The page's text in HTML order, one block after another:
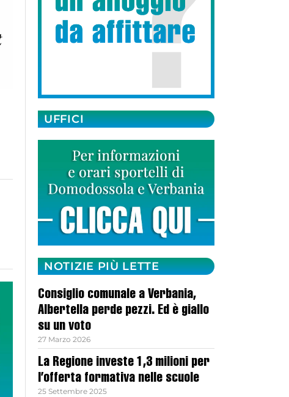
UFFICI
NOTIZIE PIÙ LETTE
Consiglio comunale a Verbania,
Albertella perde pezzi. Ed è giallo
su un voto
27 Marzo 2026
La Regione investe 1,3 milioni per
l’offerta formativa nelle scuole
25 Settembre 2025